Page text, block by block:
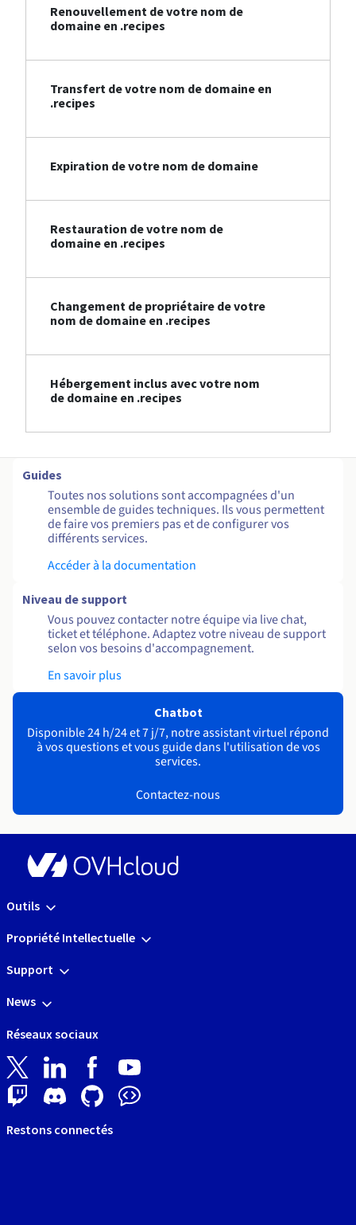
Renouvellement de votre nom de
domaine en .recipes
Transfert de votre nom de domaine en
.recipes
Expiration de votre nom de domaine
Restauration de votre nom de
domaine en .recipes
Changement de propriétaire de votre
nom de domaine en .recipes
Hébergement inclus avec votre nom
de domaine en .recipes
Guides
Toutes nos solutions sont accompagnées d'un
ensemble de guides techniques. Ils vous permettent
de faire vos premiers pas et de configurer vos
différents services.
Accéder à la documentation
Niveau de support
Vous pouvez contacter notre équipe via live chat,
ticket et téléphone. Adaptez votre niveau de support
selon vos besoins d'accompagnement.
En savoir plus
Chatbot
Disponible 24 h/24 et 7 j/7, notre assistant virtuel répond
à vos questions et vous guide dans l'utilisation de vos
services.
Contactez-nous
Outils
Propriété Intellectuelle
Support
News
Réseaux sociaux
Restons connectés